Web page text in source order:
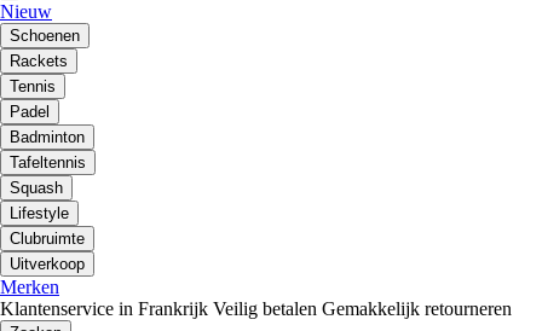
Nieuw
Schoenen
Rackets
Tennis
Padel
Badminton
Tafeltennis
Squash
Lifestyle
Clubruimte
Uitverkoop
Merken
Klantenservice in Frankrijk Veilig betalen Gemakkelijk retourneren